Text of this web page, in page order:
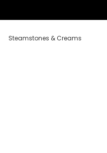
Steamstones & Creams